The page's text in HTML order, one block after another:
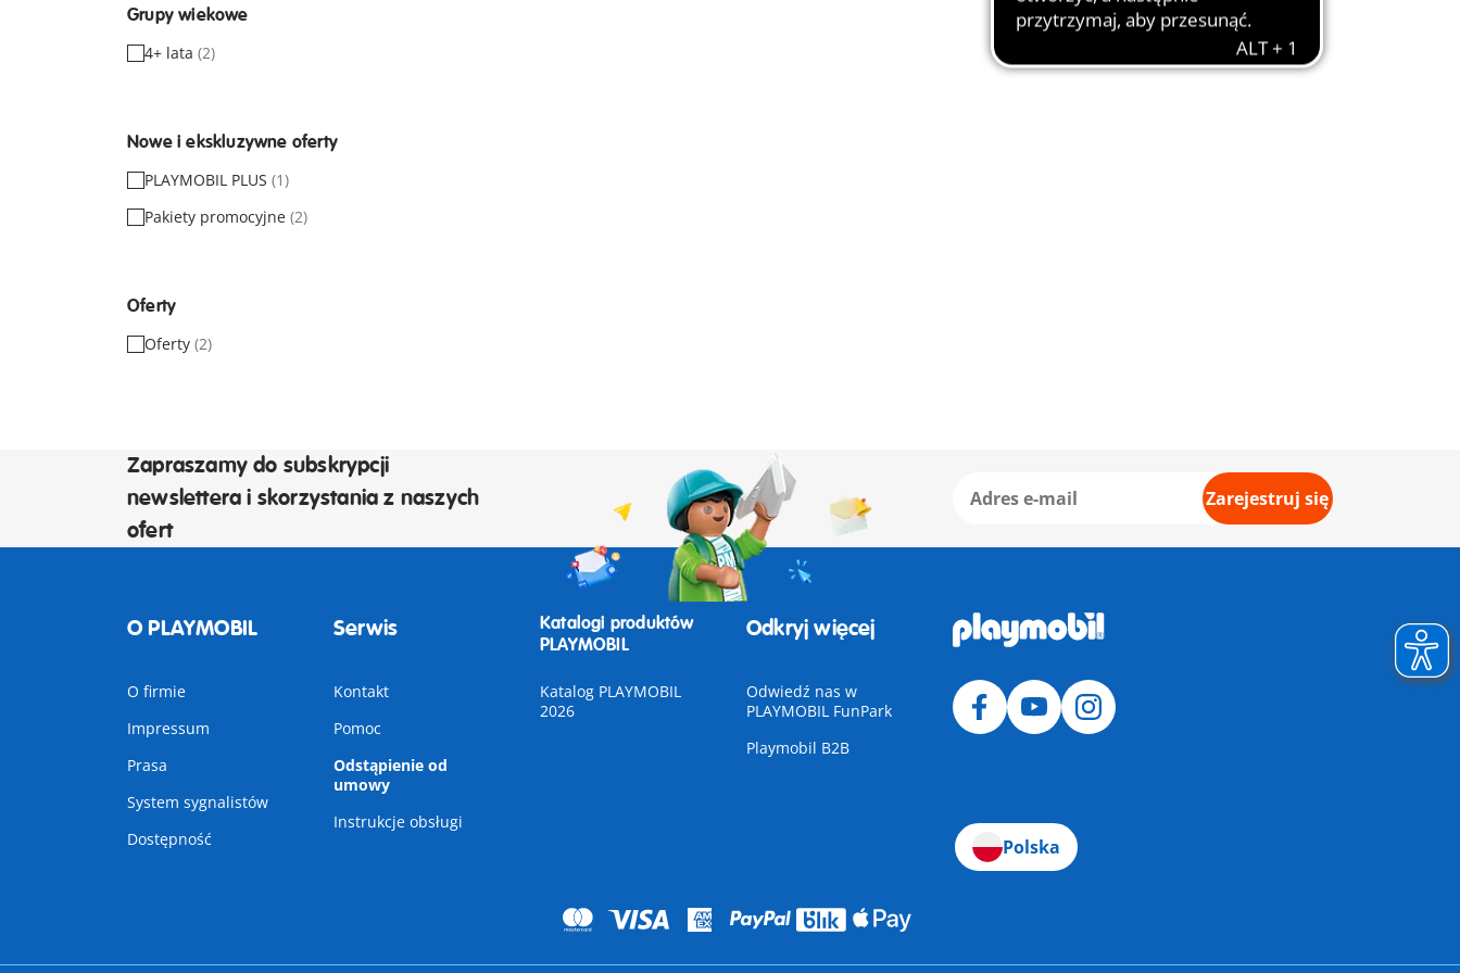
Grupy wiekowe
4+ lata (2)
Nowe i ekskluzywne oferty
PLAYMOBIL PLUS (1)
Pakiety promocyjne (2)
Oferty
Oferty (2)
Zapraszamy do subskrypcji
newslettera i skorzystania z naszych
ofert
Zarejestruj się
O PLAYMOBIL
O firmie
Impressum
Prasa
System sygnalistów
Dostępność
Serwis
Kontakt
Pomoc
Odstąpienie od
umowy
Instrukcje obsługi
Katalogi produktów
PLAYMOBIL
Katalog PLAYMOBIL
2026
Odkryj więcej
Odwiedź nas w
PLAYMOBIL FunPark
Playmobil B2B
Polska